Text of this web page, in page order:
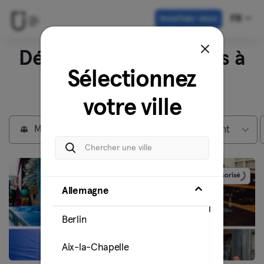
Inscrivez-vous FR
Découvrez nos studios à
Berlin
Max abonnement
Sponsorisé
Sélectionnez
votre ville
Allemagne
Berlin
Aix-la-Chapelle